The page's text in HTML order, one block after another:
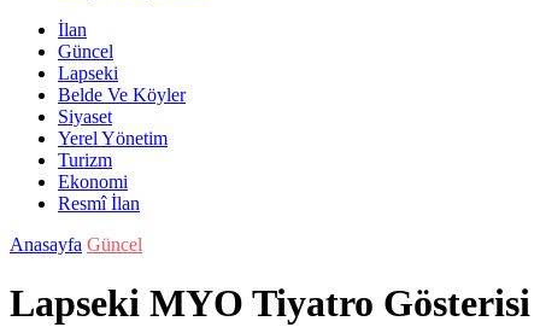
İlan
Güncel
Lapseki
Belde Ve Köyler
Siyaset
Yerel Yönetim
Turizm
Ekonomi
Resmî İlan
Anasayfa Güncel
Lapseki MYO Tiyatro Gösterisi